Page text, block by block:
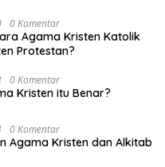
0 Komentar
Agama Kristen Katolik
Protestan?
0 Komentar
Kristen itu Benar?
0 Komentar
Agama Kristen dan Alkitab